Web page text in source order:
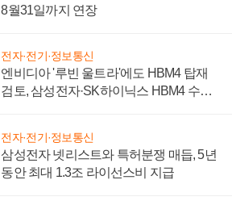
8월31일까지 연장
전자·전기·정보통신
엔비디아 '루빈 울트라'에도 HBM4 탑재
검토, 삼성전자·SK하이닉스 HBM4 수율
전자·전기·정보통신
삼성전자 넷리스트와 특허분쟁 매듭, 5년
동안 최대 1.3조 라이선스비 지급